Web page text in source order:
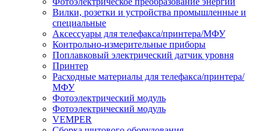
Вилки, розетки и устройства промышленные и
специальные
Аксессуары для телефакса/принтера/МФУ
Контрольно-измерительные приборы
Поплавковый электрический датчик уровня
Принтер
Расходные материалы для телефакса/принтера/
МФУ
Фотоэлектрический модуль
Фотоэлектрический модуль
VEMPER